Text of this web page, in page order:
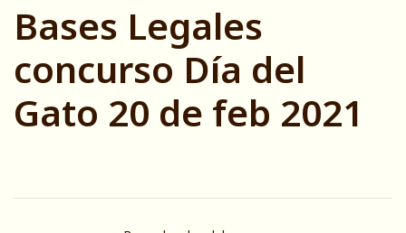
Bases Legales
concurso Día del
Gato 20 de feb 2021